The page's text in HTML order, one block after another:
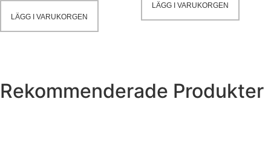
LÄGG I VARUKORGEN
LÄGG I VARUKORGEN
Rekommenderade Produkter